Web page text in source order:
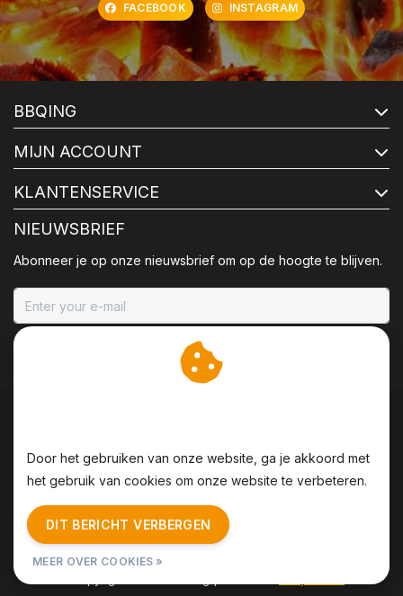
FACEBOOK INSTAGRAM
BBQING
MIJN ACCOUNT
KLANTENSERVICE
NIEUWSBRIEF
Abonneer je op onze nieuwsbrief om op de hoogte te blijven.
Algemene voorwaarden | Disclaimer
Sitemap
| RSS Feed
Door het gebruiken van onze website, ga je akkoord met
het gebruik van cookies om onze website te verbeteren.
DIT BERICHT VERBERGEN
MEER OVER COOKIES »